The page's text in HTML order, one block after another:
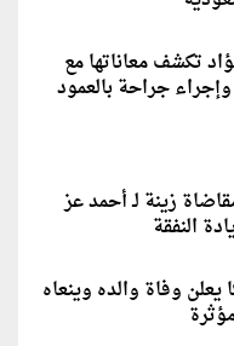
تكشف معاناتها مع
جراحة بالعمود
زينة لـ أحمد عز
النفقة
يعلن وفاة والده وينعاه